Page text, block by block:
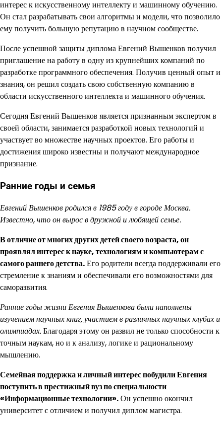
интерес к искусственному интеллекту и машинному обучению.
Он стал разрабатывать свои алгоритмы и модели, что позволило
ему получить большую репутацию в научном сообществе.
После успешной защиты диплома Евгений Вышенков получил
приглашение на работу в одну из крупнейших компаний по
разработке программного обеспечения. Получив ценный опыт и
знания, он решил создать свою собственную компанию в
области искусственного интеллекта и машинного обучения.
Сегодня Евгений Вышенков является признанным экспертом в
своей области, занимается разработкой новых технологий и
участвует во множестве научных проектов. Его работы и
достижения широко известны и получают международное
признание.
Ранние годы и семья
Евгений Вышенков родился в 1985 году в городе Москва.
Известно, что он вырос в дружной и любящей семье.
В отличие от многих других детей своего возраста, он
проявлял интерес к науке, технологиям и компьютерам с
самого раннего детства.Его родители всегда поддерживали его
стремление к знаниям и обеспечивали его возможностями для
саморазвития.
Ранние годы жизни Евгения Вышенкова были наполнены
изучением научных книг, участием в различных научных клубах и
олимпиадах.Благодаря этому он развил не только способности к
точным наукам, но и к анализу, логике и рациональному
мышлению.
Семейная поддержка и личный интерес побудили Евгения
поступить в престижный вуз по специальности
«Информационные технологии».Он успешно окончил
университет с отличием и получил диплом магистра.